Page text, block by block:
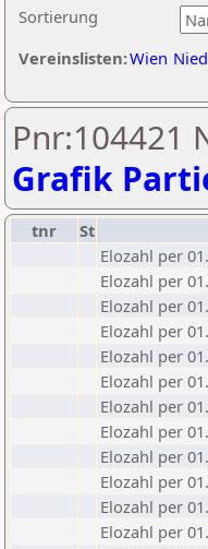
Sortierung
Vereinslisten:Wien
Pnr:104421
Grafik
tnr St
Elozahl per
Elozahl per
Elozahl per
Elozahl per
Elozahl per
Elozahl per
Elozahl per
Elozahl per
Elozahl per
Elozahl per
Elozahl per
Elozahl per